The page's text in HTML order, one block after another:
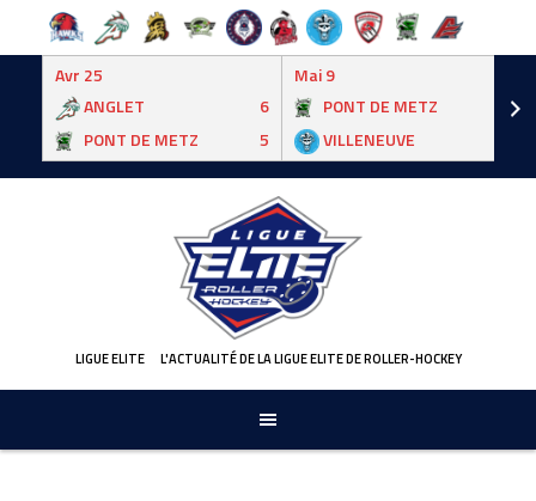
Avr 25
ANGLET
6
PONT DE METZ
5
Mai 9
PONT DE METZ
VILLENEUVE
LIGUE ELITE L'ACTUALITÉ DE LA LIGUE ELITE DE ROLLER-HOCKEY